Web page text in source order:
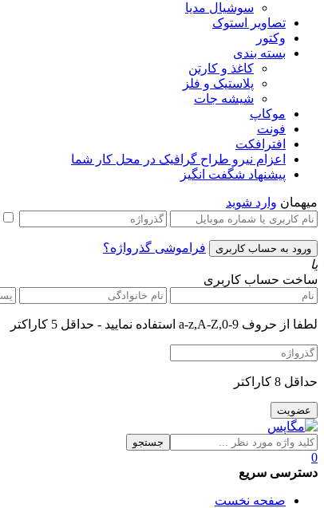
سوشیال مدیا
تصاویر استوک
وکتور
بسته بندی
کاغذ و کارتن
پلاستیک و فلز
شیشه جات
موکاپ
فونت
افترافکت
اعزام نیرو طراح گرافیک در محل کار شما
پیشنهاد شگفت انگیز
میهمان وارد شوید
فراموشی گذرواژه؟
یا
ساخت حساب کاربری
لطفا از حروف a-z,A-Z,0-9 استفاده نمایید - حداقل 5 کاراکتر
حداقل 8 کاراکتر
جستجو
0
دسترسی سریع
صفحه نخست